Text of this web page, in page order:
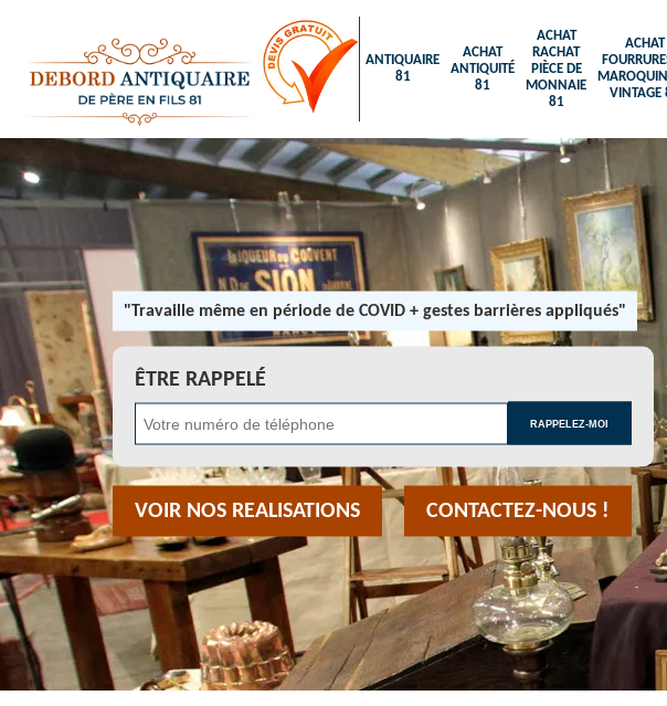
ANTIQUAIRE
81
ACHAT
ANTIQUITÉ
81
ACHAT
RACHAT
PIÈCE DE
MONNAIE
81
ACHAT
VINTAGE
"Travaille même en période de COVID + gestes barrières appliqués"
ÊTRE RAPPELÉ
VOIR NOS REALISATIONS CONTACTEZ-NOUS !